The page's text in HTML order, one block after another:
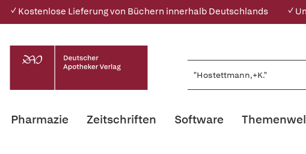
✓ Kostenlose Lieferung von Büchern innerhalb Deutschlands ✓
Pharmazie Zeitschriften Software